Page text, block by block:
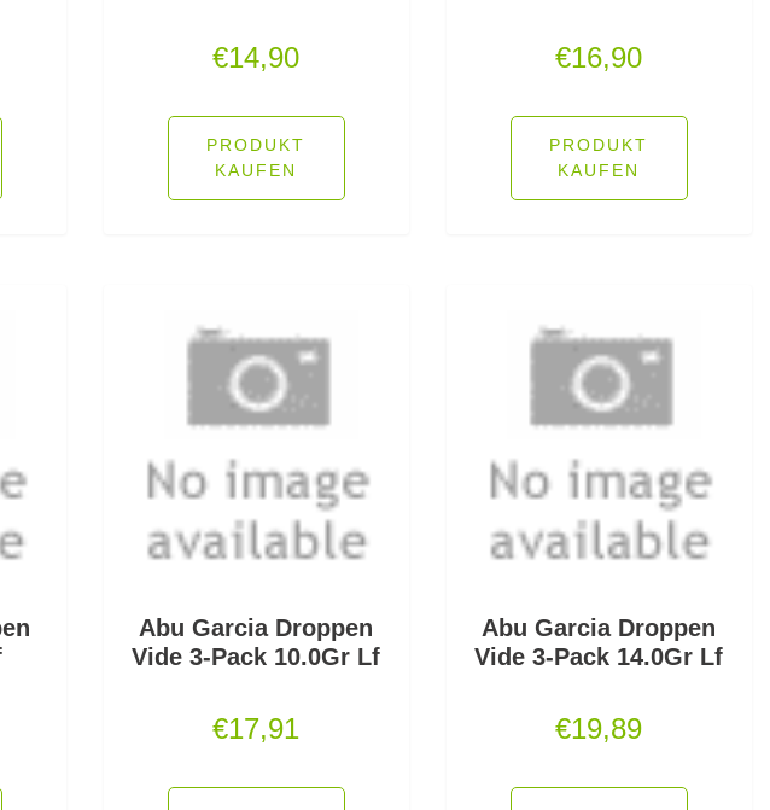
€14,90
PRODUKT
KAUFEN
€16,90
PRODUKT
KAUFEN
Abu Garcia Droppen
Vide 3-Pack 10.0Gr Lf
€17,91
Abu Garcia Droppen
Vide 3-Pack 14.0Gr Lf
€19,89